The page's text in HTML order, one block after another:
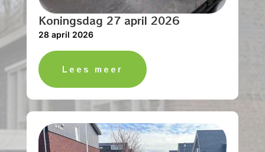
Koningsdag 27 april 2026
28 april 2026
Lees meer